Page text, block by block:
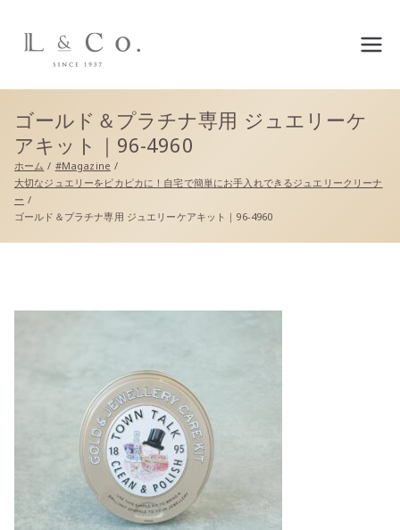
L&co.（エルアンドコー）公
ゴールド＆プラチナ専用 ジュエリーケ
アキット｜96-4960
ホーム
#Magazine
大切なジュエリーをピカピカに！自宅で簡単にお手入れできるジュエリークリーナ
ー
ゴールド＆プラチナ専用 ジュエリーケアキット｜96-4960